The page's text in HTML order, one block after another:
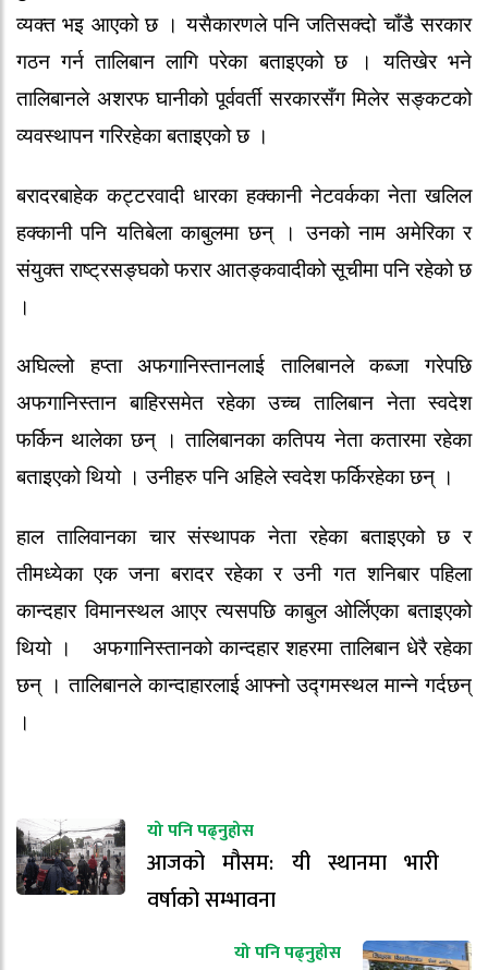
व्यक्त भइ आएको छ । यसैकारणले पनि जतिसक्दो चाँडै सरकार
गठन गर्न तालिबान लागि परेका बताइएको छ । यतिखेर भने
तालिबानले अशरफ घानीको पूर्ववर्ती सरकारसँग मिलेर सङ्कटको
व्यवस्थापन गरिरहेका बताइएको छ ।
बरादरबाहेक कट्टरवादी धारका हक्कानी नेटवर्कका नेता खलिल
हक्कानी पनि यतिबेला काबुलमा छन् । उनको नाम अमेरिका र
संयुक्त राष्ट्रसङ्घको फरार आतङ्कवादीको सूचीमा पनि रहेको छ
।
अघिल्लो हप्ता अफगानिस्तानलाई तालिबानले कब्जा गरेपछि
अफगानिस्तान बाहिरसमेत रहेका उच्च तालिबान नेता स्वदेश
फर्किन थालेका छन् । तालिबानका कतिपय नेता कतारमा रहेका
बताइएको थियो । उनीहरु पनि अहिले स्वदेश फर्किरहेका छन् ।
हाल तालिवानका चार संस्थापक नेता रहेका बताइएको छ र
तीमध्येका एक जना बरादर रहेका र उनी गत शनिबार पहिला
कान्दहार विमानस्थल आएर त्यसपछि काबुल ओर्लिएका बताइएको
थियो । अफगानिस्तानको कान्दहार शहरमा तालिबान धेरै रहेका
छन् । तालिबानले कान्दाहारलाई आफ्नो उद्गमस्थल मान्ने गर्दछन्
।
यो पनि पढ्नुहोस
आजको मौसम: यी स्थानमा भारी
वर्षाको सम्भावना
यो पनि पढ्नुहोस